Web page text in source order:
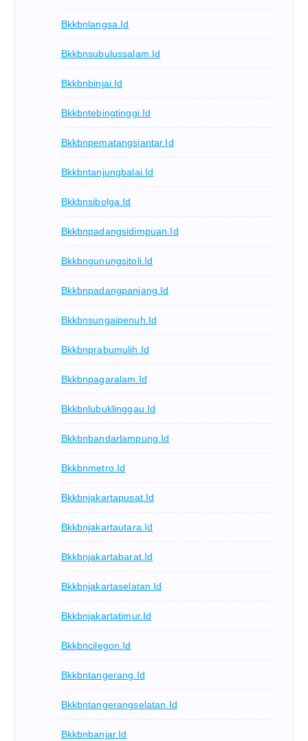
Bkkbnlangsa.id
Bkkbnsubulussalam.id
Bkkbnbinjai.id
Bkkbntebingtinggi.id
Bkkbnpematangsiantar.id
Bkkbntanjungbalai.id
Bkkbnsibolga.id
Bkkbnpadangsidimpuan.id
Bkkbngunungsitoli.id
Bkkbnpadangpanjang.id
Bkkbnsungaipenuh.id
Bkkbnprabumulih.id
Bkkbnpagaralam.id
Bkkbnlubuklinggau.id
Bkkbnbandarlampung.id
Bkkbnmetro.id
Bkkbnjakartapusat.id
Bkkbnjakartautara.id
Bkkbnjakartabarat.id
Bkkbnjakartaselatan.id
Bkkbnjakartatimur.id
Bkkbncilegon.id
Bkkbntangerang.id
Bkkbntangerangselatan.id
Bkkbnbanjar.id